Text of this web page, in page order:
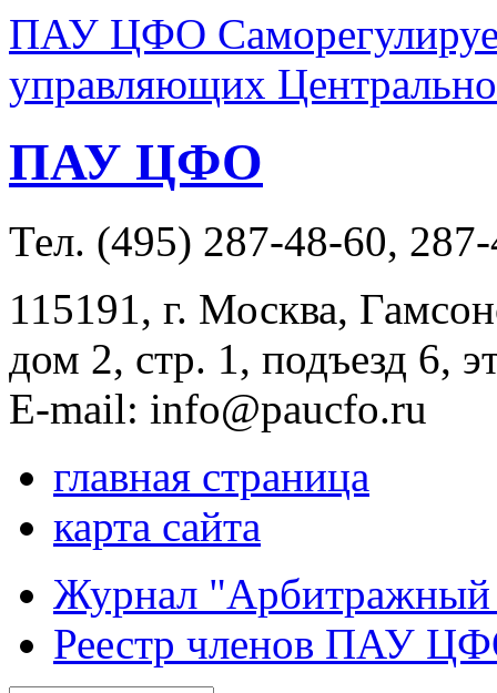
ПАУ ЦФО
управляющих
ПАУ ЦФО
Тел. (495) 287-48-60,
115191, г. Москва,
дом 2, стр. 1, подъезд 6,
E-mail: info@paucfo.ru
главная страница
карта сайта
Журнал
Реестр членов ПАУ